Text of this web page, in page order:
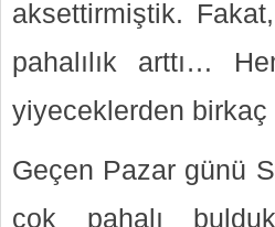
aksettirmiştik.
pahalılık arttı…
yiyeceklerden
Geçen Pazar günü
çok pahalı